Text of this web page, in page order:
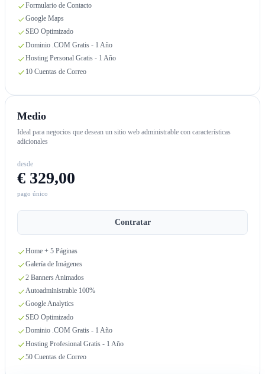
Formulario de Contacto
Google Maps
SEO Optimizado
Dominio .COM Gratis - 1 Año
Hosting Personal Gratis - 1 Año
10 Cuentas de Correo
Medio
Ideal para negocios que desean un sitio web administrable con características
adicionales
desde
€ 329,00
pago único
Contratar
Home + 5 Páginas
Galería de Imágenes
2 Banners Animados
Autoadministrable 100%
Google Analytics
SEO Optimizado
Dominio .COM Gratis - 1 Año
Hosting Profesional Gratis - 1 Año
50 Cuentas de Correo